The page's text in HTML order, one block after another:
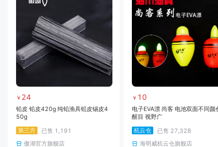
￥ 24
铅皮 铅皮420g 纯铅渔具铅皮锡皮4
50g
第三方
已售 1,191
傲湖官方旗舰店
￥ 10
电子EVA漂 尚客 电池双面不同颜
醒目 视野广
杭云仓
已售 27,328
海明威杭云仓旗舰店